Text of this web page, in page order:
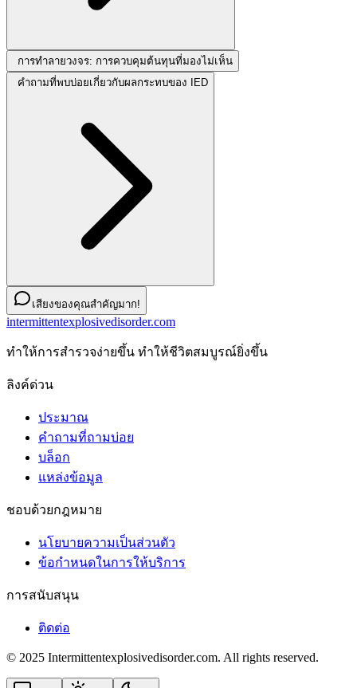
การทำลายวงจร: การควบคุมต้นทุนที่มองไม่เห็น
คำถามที่พบบ่อยเกี่ยวกับผลกระทบของ IED
เสียงของคุณสำคัญมาก!
intermittentexplosivedisorder.com
ทําให้การสํารวจง่ายขึ้น ทําให้ชีวิตสมบูรณ์ยิ่งขึ้น
ลิงค์ด่วน
ประมาณ
คำถามที่ถามบ่อย
บล็อก
แหล่งข้อมูล
ชอบด้วยกฎหมาย
นโยบายความเป็นส่วนตัว
ข้อกําหนดในการให้บริการ
การสนับสนุน
ติดต่อ
© 2025 Intermittentexplosivedisorder.com. All rights reserved.